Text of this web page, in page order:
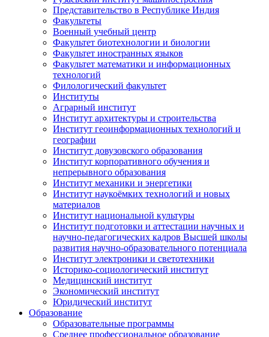
Представительство в Республике Индия
Факультеты
Военный учебный центр
Факультет биотехнологии и биологии
Факультет иностранных языков
Факультет математики и информационных
технологий
Филологический факультет
Институты
Аграрный институт
Институт архитектуры и строительства
Институт геоинформационных технологий и
географии
Институт довузовского образования
Институт корпоративного обучения и
непрерывного образования
Институт механики и энергетики
Институт наукоёмких технологий и новых
материалов
Институт национальной культуры
Институт подготовки и аттестации научных и
научно-педагогических кадров Высшей школы
развития научно-образовательного потенциала
Институт электроники и светотехники
Историко-социологический институт
Медицинский институт
Экономический институт
Юридический институт
Образование
Образовательные программы
Среднее профессиональное образование